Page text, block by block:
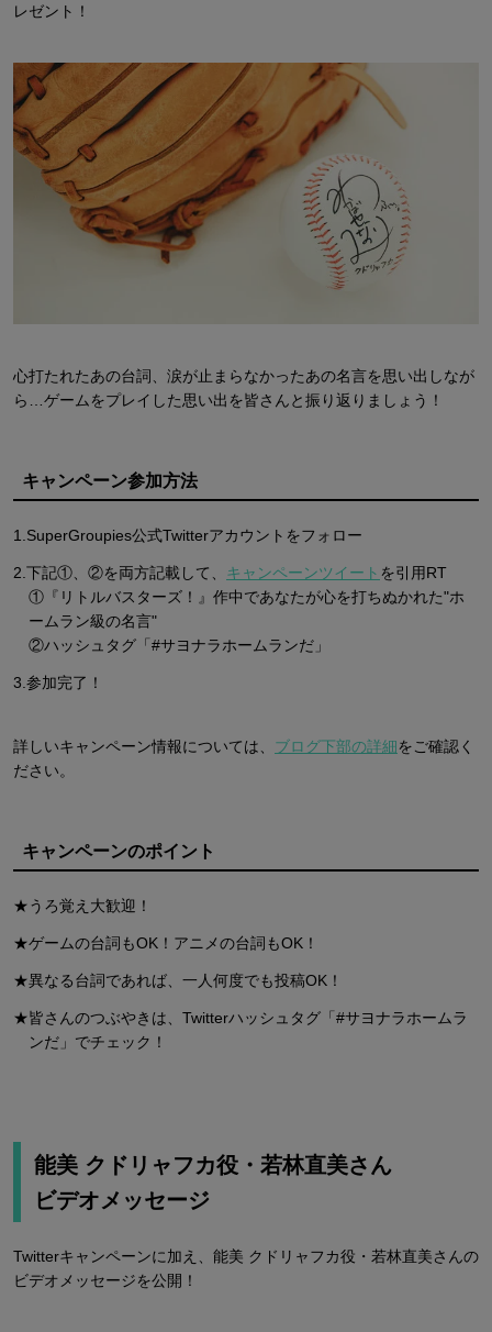
レゼント！
心打たれたあの台詞、涙が止まらなかったあの名言を思い出しなが
ら…ゲームをプレイした思い出を皆さんと振り返りましょう！
キャンペーン参加方法
1.SuperGroupies公式Twitterアカウントをフォロー
2.下記①、②を両方記載して、 キャンペーンツイート を引用RT
①『リトルバスターズ！』作中であなたが心を打ちぬかれた"ホ
ームラン級の名言"
②ハッシュタグ「#サヨナラホームランだ」
3.参加完了！
詳しいキャンペーン情報については、 ブログ下部の詳細をご確認く
ださい。
キャンペーンのポイント
★うろ覚え大歓迎！
★ゲームの台詞もOK！アニメの台詞もOK！
★異なる台詞であれば、一人何度でも投稿OK！
★皆さんのつぶやきは、Twitterハッシュタグ「#サヨナラホームラ
ンだ」でチェック！
能美 クドリャフカ役・若林直美さん
ビデオメッセージ
Twitterキャンペーンに加え、能美 クドリャフカ役・若林直美さんの
ビデオメッセージを公開！